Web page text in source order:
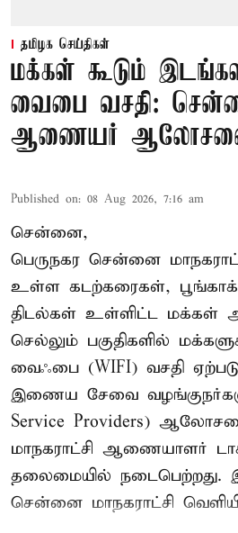
தமிழக செய்திகள்
மக்கள் கூடும்
வைபை வசதி:
ஆணையர்
Published on: 08 Aug 2026, 7:16 am
சென்னை,
பெருநகர சென்னை
உள்ள கடற்கரைகள்,
திடல்கள் உள்ளிட்ட மக்கள்
செல்லும் பகுதிகளில்
வைஃபை (WIFI) வசதி
இணைய சேவை
Service Providers)
மாநகராட்சி ஆணையாளர்
தலைமையில் நடைபெற்றது.
சென்னை மாநகராட்சி